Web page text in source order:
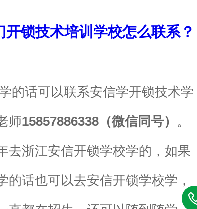
开锁技术培训学校怎么联系？
的话可以联系安信学开锁技术学
师15857886338（微信同号） 。
去浙江安信开锁学校学的，如果
的话也可以去安信开锁学校学，